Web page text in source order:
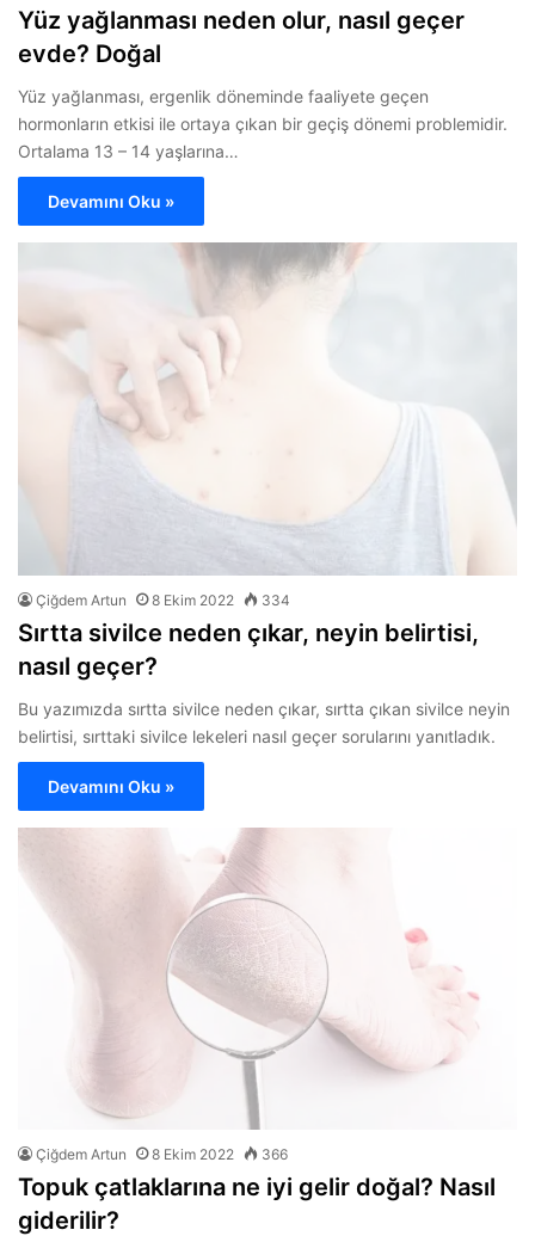
Yüz yağlanması neden olur, nasıl geçer
evde? Doğal
Yüz yağlanması, ergenlik döneminde faaliyete geçen
hormonların etkisi ile ortaya çıkan bir geçiş dönemi problemidir.
Ortalama 13 – 14 yaşlarına…
Devamını Oku »
Çiğdem Artun 8 Ekim 2022 334
Sırtta sivilce neden çıkar, neyin belirtisi,
nasıl geçer?
Bu yazımızda sırtta sivilce neden çıkar, sırtta çıkan sivilce neyin
belirtisi, sırttaki sivilce lekeleri nasıl geçer sorularını yanıtladık.
Devamını Oku »
Çiğdem Artun 8 Ekim 2022 366
Topuk çatlaklarına ne iyi gelir doğal? Nasıl
giderilir?